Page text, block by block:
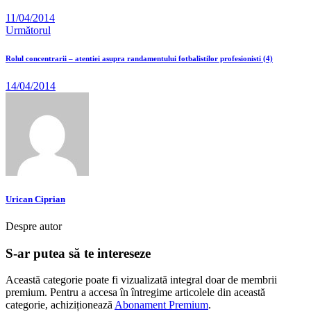
11/04/2014
Următorul
Rolul concentrarii – atentiei asupra randamentului fotbalistilor profesionisti (4)
14/04/2014
Urican Ciprian
Despre autor
S-ar putea să te intereseze
Această categorie poate fi vizualizată integral doar de membrii
premium. Pentru a accesa în întregime articolele din această
categorie, achiziționeazăAbonament Premium.